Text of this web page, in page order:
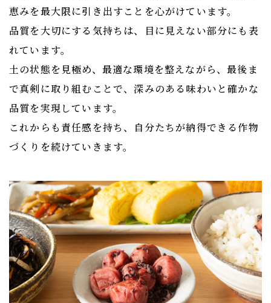
恵みを最大限に引き出すことを心がけています。
品質を大切にする気持ちは、目に見えない部分にも表
れています。
土の状態を見極め、最適な環境を整えながら、最後ま
で真剣に取り組むことで、深みのある味わいと確かな
品質を実現しています。
これからも責任感を持ち、自分たちが納得できる作物
づくりを続けていきます。